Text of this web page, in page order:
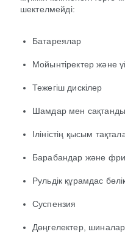
шектелмейді:
Батареялар
Мойынтіректер және
Тежегіш дискілер
Шамдар мен
Іліністің қысым
Барабандар және
Рульдік құрамдас
Суспензия
Дөңгелектер,